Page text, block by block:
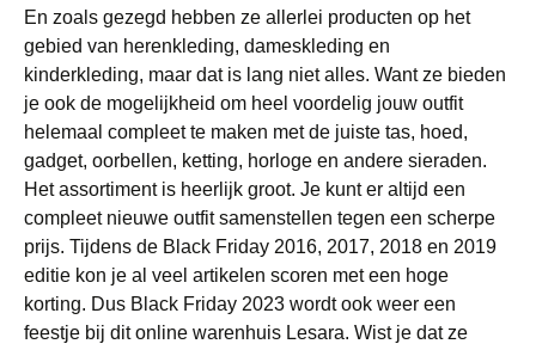
En zoals gezegd hebben ze allerlei producten op het
gebied van herenkleding, dameskleding en
kinderkleding, maar dat is lang niet alles. Want ze bieden
je ook de mogelijkheid om heel voordelig jouw outfit
helemaal compleet te maken met de juiste tas, hoed,
gadget, oorbellen, ketting, horloge en andere sieraden.
Het assortiment is heerlijk groot. Je kunt er altijd een
compleet nieuwe outfit samenstellen tegen een scherpe
prijs. Tijdens de Black Friday 2016, 2017, 2018 en 2019
editie kon je al veel artikelen scoren met een hoge
korting. Dus Black Friday 2023 wordt ook weer een
feestje bij dit online warenhuis Lesara. Wist je dat ze